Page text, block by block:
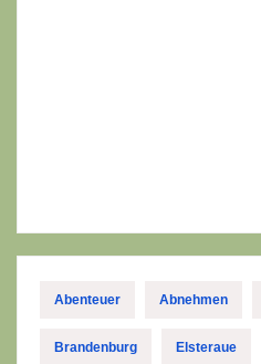
Abenteuer Abnehmen
Brandenburg Elsteraue